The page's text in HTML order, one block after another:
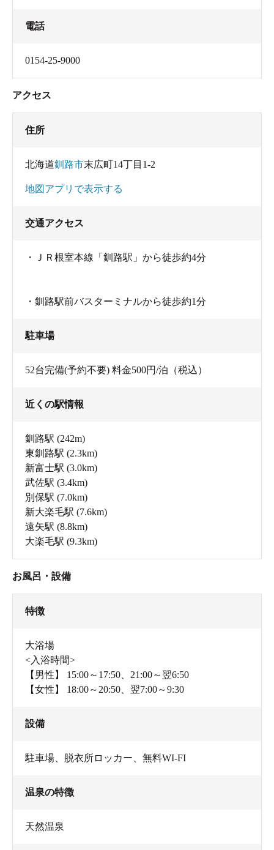
電話
0154-25-9000
アクセス
住所
北海道釧路市末広町14丁目1-2
地図アプリで表示する
交通アクセス
・ＪＲ根室本線「釧路駅」から徒歩約4分
・釧路駅前バスターミナルから徒歩約1分
駐車場
52台完備(予約不要) 料金500円/泊（税込）
近くの駅情報
釧路駅 (242m)
東釧路駅 (2.3km)
新富士駅 (3.0km)
武佐駅 (3.4km)
別保駅 (7.0km)
新大楽毛駅 (7.6km)
遠矢駅 (8.8km)
大楽毛駅 (9.3km)
お風呂・設備
特徴
大浴場
<入浴時間>
【男性】 15:00～17:50、21:00～翌6:50
【女性】 18:00～20:50、翌7:00～9:30
設備
駐車場 脱衣所ロッカー 無料WI-FI
温泉の特徴
天然温泉